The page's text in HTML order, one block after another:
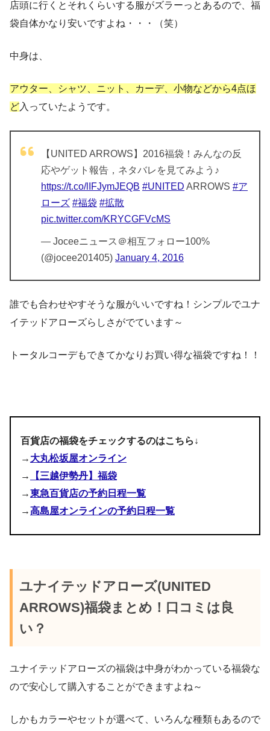
店頭に行くとそれくらいする服がズラーっとあるので、福
袋自体かなり安いですよね・・・（笑）
中身は、
アウター、シャツ、ニット、カーデ、小物などから4点ほ
ど入っていたようです。
【UNITED ARROWS】2016福袋！みんなの反
応やゲット報告，ネタバレを見てみよう♪
https://t.co/lIFJymJEQB #UNITED ARROWS #ア
ローズ #福袋 #拡散
pic.twitter.com/KRYCGFVcMS
— Joceeニュース＠相互フォロー100%
(@jocee201405) January 4, 2016
誰でも合わせやすそうな服がいいですね！シンプルでユナ
イテッドアローズらしさがでています～
トータルコーデもできてかなりお買い得な福袋ですね！！
百貨店の福袋をチェックするのはこちら↓
→ 大丸松坂屋オンライン
→
【三越伊勢丹】福袋
→東急百貨店の予約日程一覧
→高島屋オンラインの予約日程一覧
ユナイテッドアローズ(UNITED
ARROWS)福袋まとめ！口コミは良
い？
ユナイテッドアローズの福袋は中身がわかっている福袋な
ので安心して購入することができますよね～
しかもカラーやセットが選べて、いろんな種類もあるので